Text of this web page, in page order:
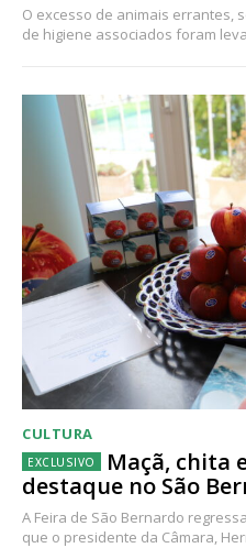
O excesso de animais errantes,
de higiene associados foram
CULTURA
Maçã, chita
destaque no São
A Feira de São Bernardo
que o presidente da Câmara,